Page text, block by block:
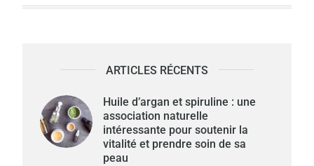
de
ARTICLES RÉCENTS
Huile d’argan et spiruline : une
association naturelle
intéressante pour soutenir la
vitalité et prendre soin de sa
peau